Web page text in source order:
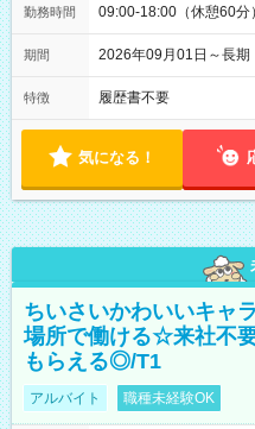
勤務時間 09:00-18:00（休憩60分
期間 2026年09月01日～長
特徴 履歴書不要
気になる！
ちいさいかわいいキャ
場所で働ける☆来社不
もらえる◎/T1
アルバイト 職種未経験OK